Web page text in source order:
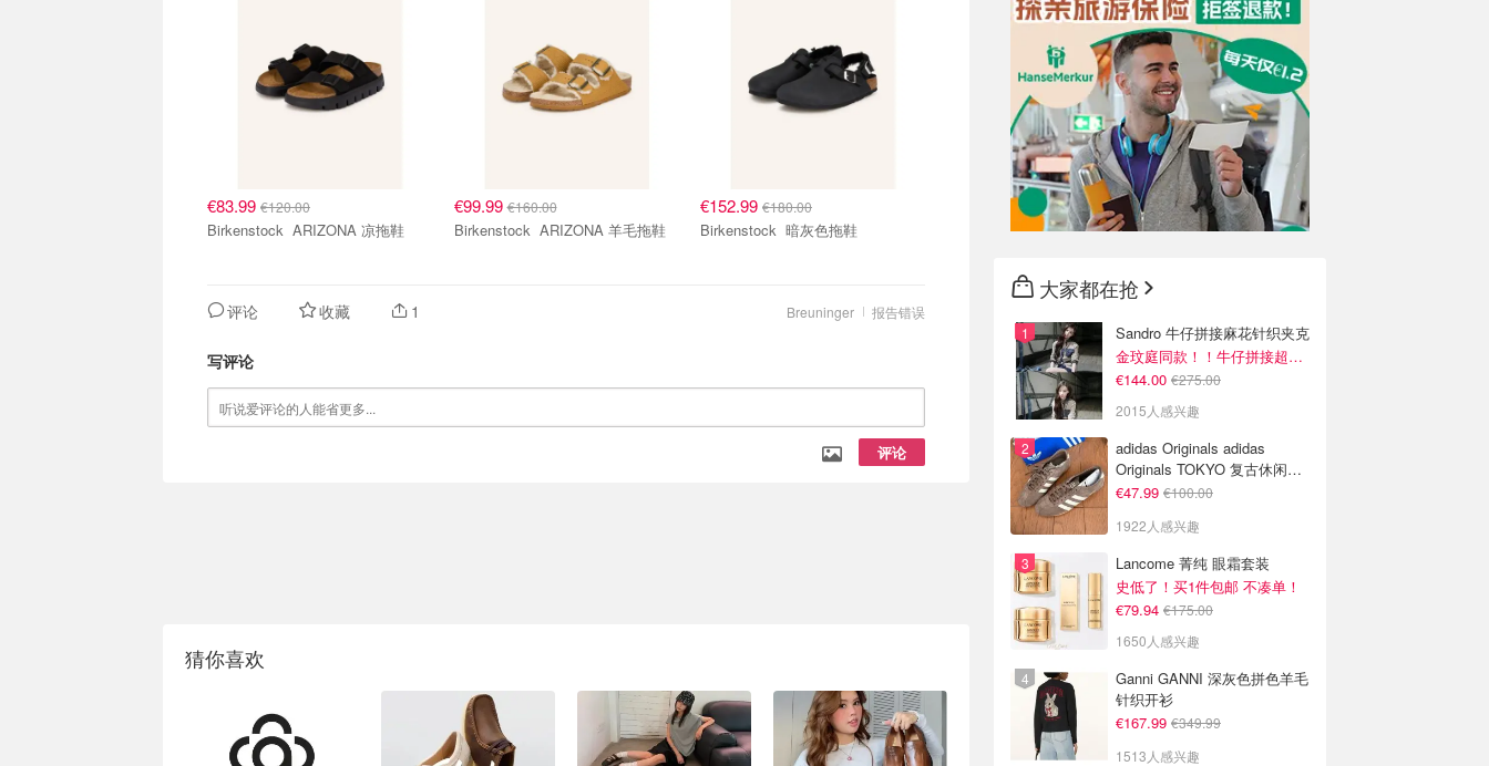
€83.99 €120.00
Birkenstock ARIZONA 凉拖鞋
€99.99€160.00
Birkenstock ARIZONA 羊毛拖鞋
€152.99 €180.00
Birkenstock 暗灰色拖鞋
报告错误
Breuninger
评论 收藏 1
写评论
评论
猜你喜欢
大家都在抢
Sandro 牛仔拼接麻花针织夹克
金玟庭同款！！牛仔拼接超有层次感
€144.00 €275.00
2015人感兴趣
adidas Originals adidas
Originals TOKYO 复古休闲鞋
深棕色
€47.99 €100.00
1922人感兴趣
Lancome 菁纯 眼霜套装
史低了！买1件包邮 不凑单！
€79.94 €175.00
1650人感兴趣
Ganni GANNI 深灰色拼色羊毛
针织开衫
€167.99 €349.99
1513人感兴趣